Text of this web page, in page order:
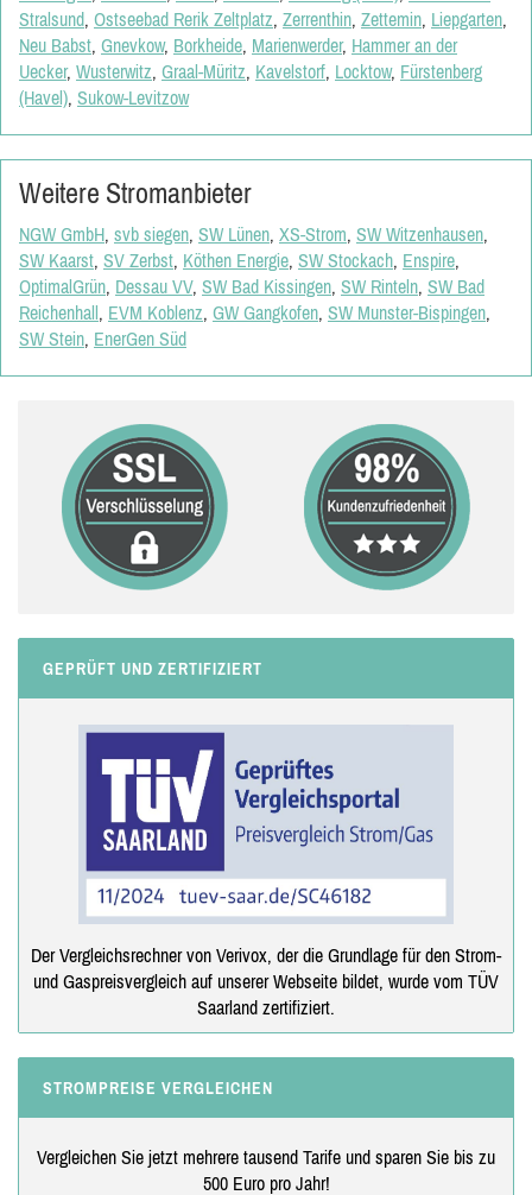
Stralsund, Ostseebad Rerik Zeltplatz, Zerrenthin, Zettemin, Liepgarten,
Neu Babst, Gnevkow, Borkheide, Marienwerder, Hammer an der
Uecker, Wusterwitz, Graal-Müritz, Kavelstorf, Locktow, Fürstenberg
(Havel), Sukow-Levitzow
Weitere Stromanbieter
NGW GmbH, svb siegen, SW Lünen, XS-Strom, SW Witzenhausen,
SW Kaarst, SV Zerbst, Köthen Energie, SW Stockach, Enspire,
OptimalGrün, Dessau VV, SW Bad Kissingen, SW Rinteln, SW Bad
Reichenhall, EVM Koblenz, GW Gangkofen, SW Munster-Bispingen,
SW Stein, EnerGen Süd
GEPRÜFT UND ZERTIFIZIERT
Der Vergleichsrechner von Verivox, der die Grundlage für den Strom-
und Gaspreisvergleich auf unserer Webseite bildet, wurde vom TÜV
Saarland zertifiziert.
STROMPREISE VERGLEICHEN
Vergleichen Sie jetzt mehrere tausend Tarife und sparen Sie bis zu
500 Euro pro Jahr!